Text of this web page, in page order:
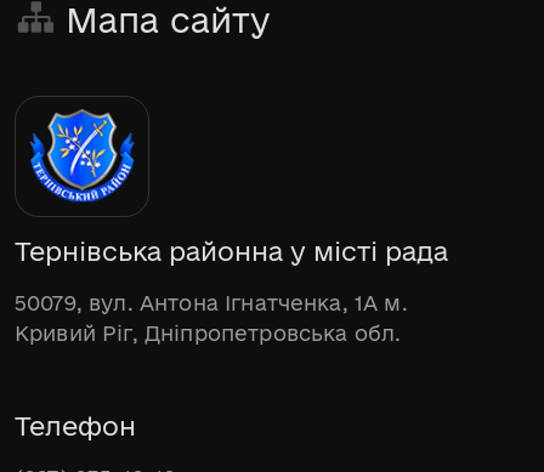
Мапа сайту
Тернівська районна у місті рада
50079, вул. Антона Ігнатченка, 1А м.
Кривий Ріг, Дніпропетровська обл.
Телефон